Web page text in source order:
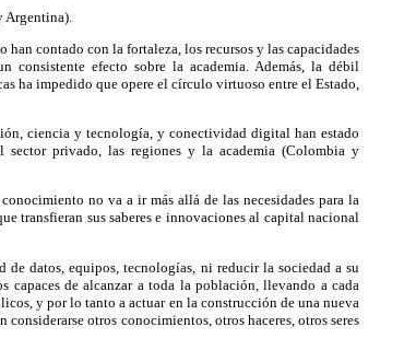
contado con la fortaleza, los recursos y las capacidades
consistente efecto sobre la academia. Además, la débil
ha impedido que opere el círculo virtuoso entre el Estado,
ciencia y tecnología, y conectividad digital han estado
privado, las regiones y la academia (Colombia y
no va a ir más allá de las necesidades para la
transfieran sus saberes e innovaciones al capital nacional
datos, equipos, tecnologías, ni reducir la sociedad a su
capaces de alcanzar a toda la población, llevando a cada
y por lo tanto a actuar en la construcción de una nueva
otros conocimientos, otros haceres, otros seres